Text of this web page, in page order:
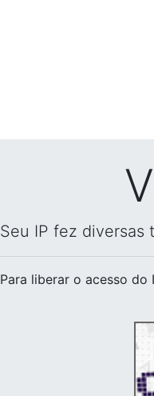
Seu IP fez diversas
Para liberar o acesso do